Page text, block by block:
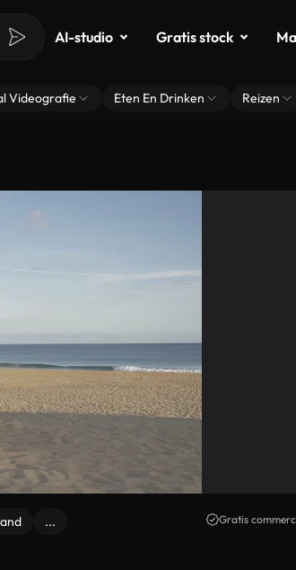
AI-studio Gratis stock
Videografie Eten En Drinken Reizen
... Gratis